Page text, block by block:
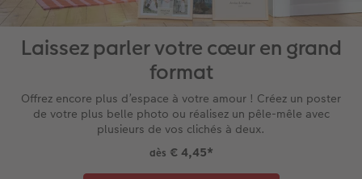
Laissez parler votre cœur en grand
format
Offrez encore plus d’espace à votre amour ! Créez un poster
de votre plus belle photo ou réalisez un pêle-mêle avec
plusieurs de vos clichés à deux.
dès € 4,45*